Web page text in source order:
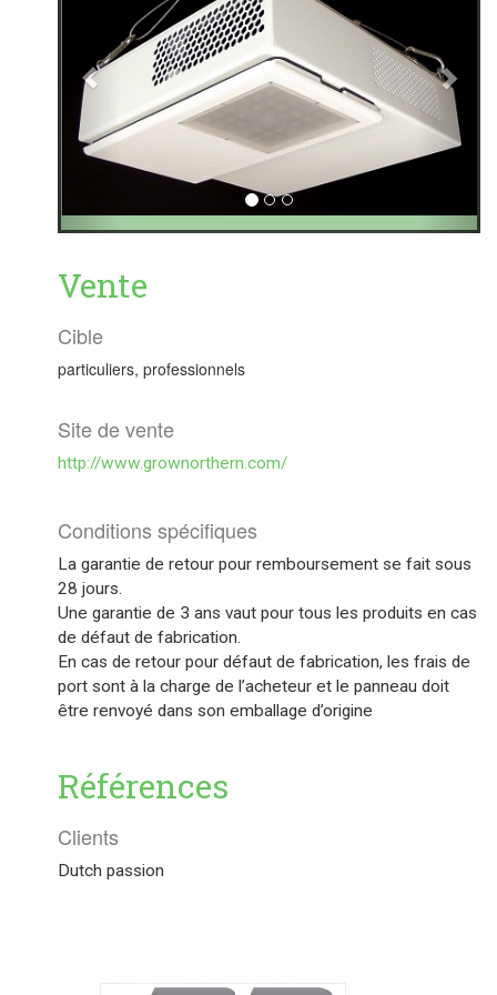
Vente
Cible
particuliers, professionnels
Site de vente
http://www.grownorthern.com/
Conditions spécifiques
La garantie de retour pour remboursement se fait sous
28 jours.
Une garantie de 3 ans vaut pour tous les produits en cas
de défaut de fabrication.
En cas de retour pour défaut de fabrication, les frais de
port sont à la charge de l’acheteur et le panneau doit
être renvoyé dans son emballage d’origine
Références
Clients
Dutch passion